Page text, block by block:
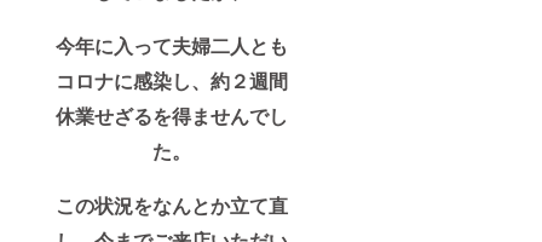
今年に入って夫婦二人とも
コロナに感染し、約２週間
休業せざるを得ませんでし
た。
この状況をなんとか立て直